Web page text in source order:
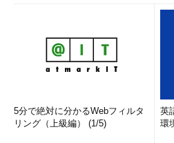
5分で絶対に分かるWebフィルタ
リング（上級編） (1/5)
英
環